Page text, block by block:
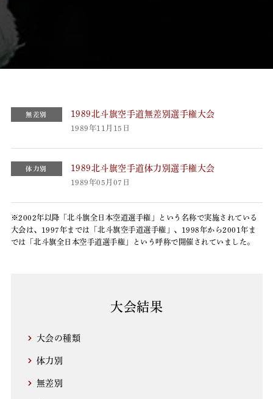
無差別 1989北斗旗空手道無差別選手権大会
1989年11月15日
体力別 1989北斗旗空手道体力別選手権大会
1989年05月07日
※2002年以降「北斗旗全日本空道選手権」という名称で実施されている
大会は、1997年までは「北斗旗空手道選手権」、1998年から2001年ま
では「北斗旗全日本空手道選手権」という呼称で開催されていました。
大会結果
大会の種類
体力別
無差別